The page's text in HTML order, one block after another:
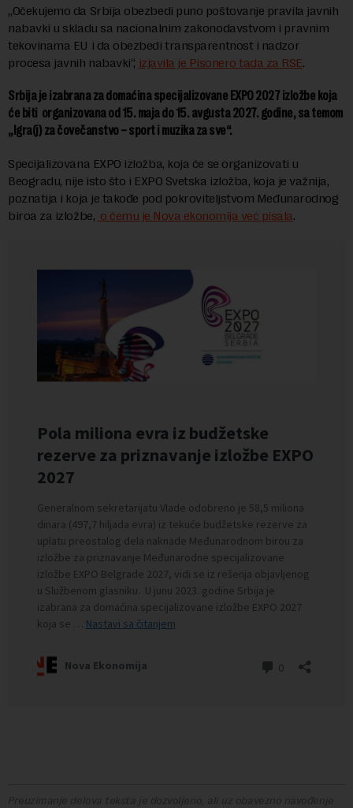
„Očekujemo da Srbija obezbedi puno poštovanje pravila javnih
nabavki u skladu sa nacionalnim zakonodavstvom i pravnim
tekovinama EU i da obezbedi transparentnost i nadzor
procesa javnih nabavki“, izjavila je Pisonero tada za RSE.
Srbija je izabrana za domaćina specijalizovane EXPO 2027 izložbe koja
će biti organizovana od 15. maja do 15. avgusta 2027. godine, sa temom
„Igra(j) za čovečanstvo – sport i muzika za sve“.
Specijalizovana EXPO izložba, koja će se organizovati u
Beogradu, nije isto što i EXPO Svetska izložba, koja je važnija,
poznatija i koja je takođe pod pokroviteljstvom Međunarodnog
biroa za izložbe, o čemu je Nova ekonomija već pisala.
Preuzimanje delova teksta je dozvoljeno, ali uz obavezno navođenje